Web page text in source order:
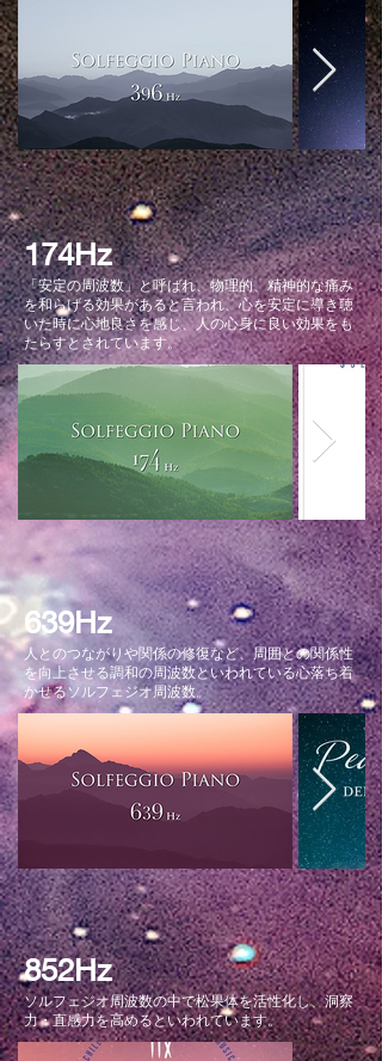
174Hz
「安定の周波数」と呼ばれ、物理的、精神的な痛み
を和らげる効果があると言われ、心を安定に導き聴
いた時に心地良さを感じ、人の心身に良い効果をも
たらすとされています。
639Hz
人とのつながりや関係の修復など、周囲との関係性
を向上させる調和の周波数といわれている心落ち着
かせるソルフェジオ周波数。
852Hz
ソルフェジオ周波数の中で松果体を活性化し、洞察
力・直感力を高めるといわれています。